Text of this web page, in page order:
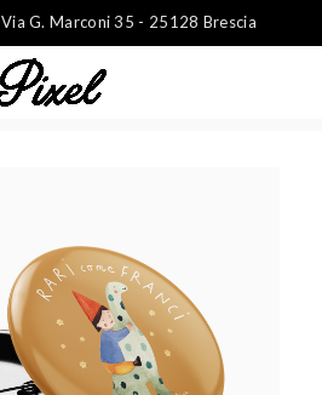
Via G. Marconi 35 - 25128 Brescia